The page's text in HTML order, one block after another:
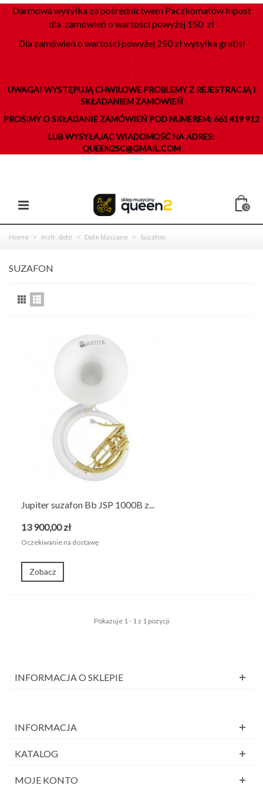
Darmowa wysyłka za pośrednictwem Paczkomatów Inpost
dla zamówień o wartości powyżej 150 zł
Dla zamówień o wartości powyżej 250 zł wysyłka gratis!
UWAGA! WYSTĘPUJĄ CHWILOWE PROBLEMY Z REJESTRACJĄ I
SKŁADANIEM ZAMOWIEŃ
PROSIMY O SKŁADANIE ZAMÓWIEŃ POD NUMEREM: 661 419 912
LUB WYSYŁAJĄC WIADOMOŚĆ NA ADRES:
QUEEN2SC@GMAIL.COM
0
Home > Instr. dęte > Dęte blaszane > Suzafon
SUZAFON
Jupiter suzafon Bb JSP 1000B z...
13 900,00 zł
Oczekiwanie na dostawę
Zobacz
Pokazuje 1 - 1 z 1 pozycji
INFORMACJA O SKLEPIE
INFORMACJA
KATALOG
MOJE KONTO